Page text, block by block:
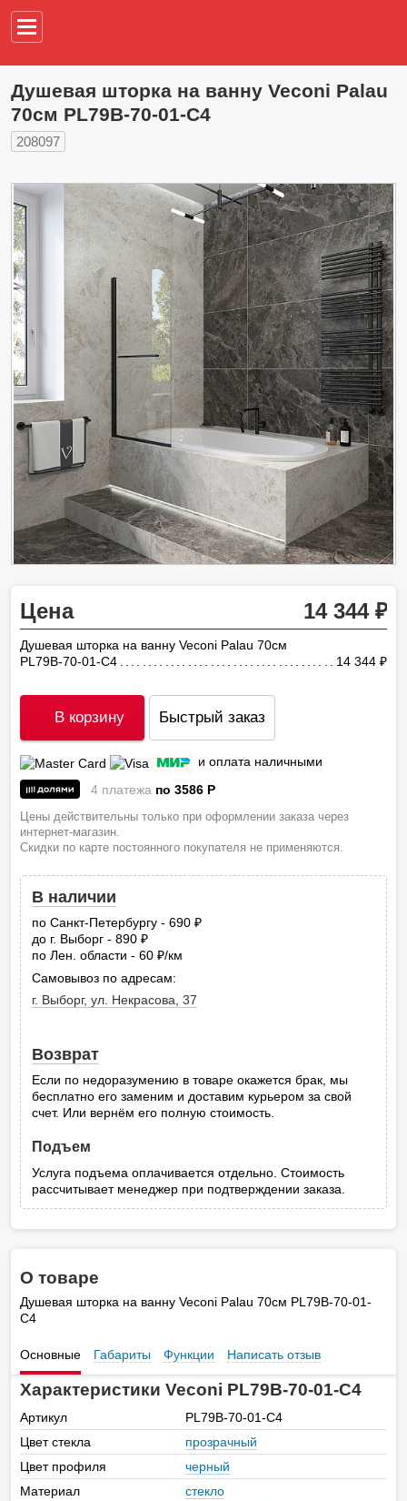
Душевая шторка на ванну Veconi Palau
70см PL79B-70-01-C4
208097
Цена 14 344
Душевая шторка на ванну Veconi Palau 70см
PL79B-70-01-C4
14 344
В корзину Быстрый заказ
и оплата наличными
4 платежа по 3586 P
Цены действительны только при оформлении заказа через
интернет-магазин.
Скидки по карте постоянного покупателя не применяются.
В наличии
по Санкт-Петербургу - 690
до г. Выборг - 890
по Лен. области - 60
руб.
/км
Самовывоз по адресам:
г. Выборг, ул. Некрасова, 37
Возврат
Если по недоразумению в товаре окажется брак, мы
бесплатно его заменим и доставим курьером за свой
счет. Или вернём его полную стоимость.
Подъем
Услуга подъема оплачивается отдельно. Стоимость
рассчитывает менеджер при подтверждении заказа.
О товаре
Душевая шторка на ванну Veconi Palau 70см PL79B-70-01-
C4
Основные Габариты Функции Написать отзыв
Характеристики Veconi PL79B-70-01-C4
Артикул
PL79B-70-01-C4
Цвет стекла
прозрачный
Цвет профиля
черный
Материал
стекло